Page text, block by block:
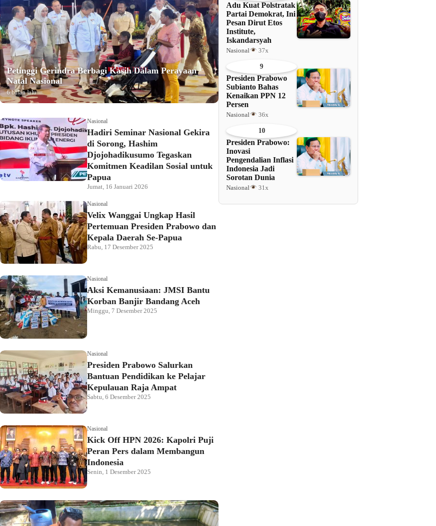
Petinggi Gerindra Berbagi Kasih Dalam Perayaan
Natal Nasional
6 bulan lalu
Nasional
Hadiri Seminar Nasional Gekira
di Sorong, Hashim
Djojohadikusumo Tegaskan
Komitmen Keadilan Sosial untuk
Papua
Jumat, 16 Januari 2026
Nasional
Velix Wanggai Ungkap Hasil
Pertemuan Presiden Prabowo dan
Kepala Daerah Se-Papua
Rabu, 17 Desember 2025
Nasional
Aksi Kemanusiaan: JMSI Bantu
Korban Banjir Bandang Aceh
Minggu, 7 Desember 2025
Nasional
Presiden Prabowo Salurkan
Bantuan Pendidikan ke Pelajar
Kepulauan Raja Ampat
Sabtu, 6 Desember 2025
Nasional
Kick Off HPN 2026: Kapolri Puji
Peran Pers dalam Membangun
Indonesia
Senin, 1 Desember 2025
Adu Kuat Polstratak
Partai Demokrat, Ini
Pesan Dirut Etos
Institute,
Iskandarsyah
Nasional 37x
9
Presiden Prabowo
Subianto Bahas
Kenaikan PPN 12
Persen
Nasional 36x
10
Presiden Prabowo:
Inovasi
Pengendalian Inflasi
Indonesia Jadi
Sorotan Dunia
Nasional 31x